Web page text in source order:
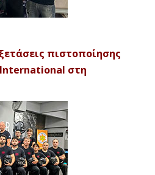
πιστοποίησης
στη